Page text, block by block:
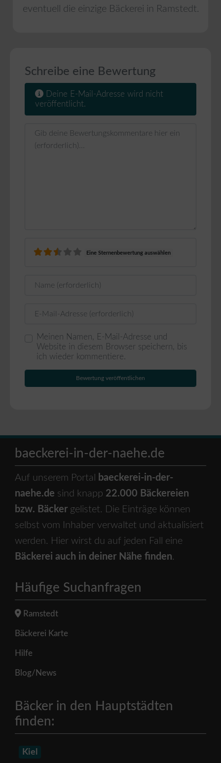
eventuell die einzige Bäckerei in Ramstedt.
Schreibe eine Bewertung
Deine E-Mail-Adresse wird nicht
veröffentlicht.
Eine Sternenbewertung auswählen
Meinen Namen, E-Mail-Adresse und
Website in diesem Browser speichern, bis
ich wieder kommentiere.
baeckerei-in-der-naehe.de
Auf unserem Portal
baeckerei-in-der-
naehe.de sind knapp 22.000 Bäckereien
bzw. Bäcker gelistet. Die Einträge können
selbst vom Inhaber verwaltet und aktualisiert
werden. Hier wirst du auf jeden Fall eine
Bäckerei auch in deiner Nähe finden.
Häufige Suchanfragen
Ramstedt
Bäckerei Karte
Hilfe
Blog/News
Bäcker in den Hauptstädten
finden:
Kiel